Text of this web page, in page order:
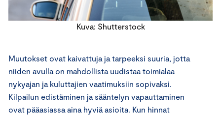
Kuva: Shutterstock
Muutokset ovat kaivattuja ja tarpeeksi suuria, jotta
niiden avulla on mahdollista uudistaa toimialaa
nykyajan ja kuluttajien vaatimuksiin sopivaksi.
Kilpailun edistäminen ja sääntelyn vapauttaminen
ovat pääasiassa aina hyviä asioita. Kun hinnat